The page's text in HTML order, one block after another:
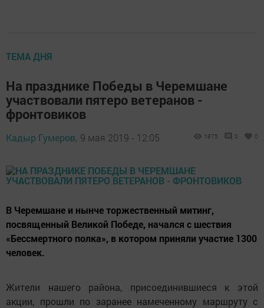
ТЕМА ДНЯ
На празднике Победы в Черемшане
участвовали пятеро ветеранов -
фронтовиков
Кадыр Гумеров, 9 мая 2019 - 12:05 1875 0 0
В Черемшане и нынче торжественный митинг,
посвященный Великой Победе, начался с шествия
«Бессмертного полка», в котором приняли участие 1300
человек.
Жители нашего района, присоединившиеся к этой
акции, прошли по заранее намеченному маршруту с